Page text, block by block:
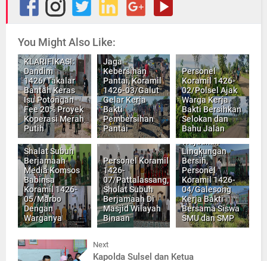
You Might Also Like:
KLARIFIKASI:
Dandim
1426/Takalar
Bantah Keras
Isu Potongan
Fee 20% Proyek
Koperasi Merah
Putih
Jaga
Kebersihan
Pantai, Koramil
1426-03/Galut
Gelar Kerja
Bakti
Pembersihan
Pantai
Personel
Koramil 1426-
02/Polsel Ajak
Warga Kerja
Bakti Bersihkan
Selokan dan
Bahu Jalan
Shalat Subuh
Berjamaah
Media Komsos
Babinsa
Koramil 1426-
05/Marbo
Dengan
Warganya
Personel Koramil
1426-
07/Pattalassang,
Sholat Subuh
Berjamaah Di
Masjid Wilayah
Binaan
Lingkungan
Bersih,
Personel
Koramil 1426-
04/Galesong
Kerja Bakti
Bersama Siswa
SMU dan SMP
Next
Kapolda Sulsel dan Ketua